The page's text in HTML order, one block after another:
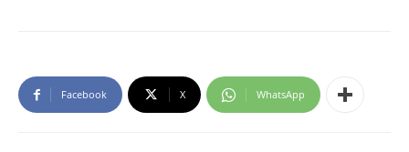
Facebook X WhatsApp